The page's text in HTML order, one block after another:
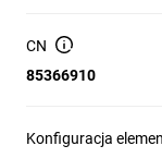
CN
85366910
Konfiguracja